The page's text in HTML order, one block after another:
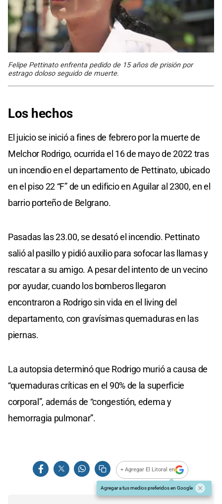
Felipe Pettinato enfrenta pedido de 15 años de prisión por
estrago doloso seguido de muerte.
Los hechos
El juicio se inició a fines de febrero por la muerte de
Melchor Rodrigo, ocurrida el 16 de mayo de 2022 tras
un incendio en el departamento de Pettinato, ubicado
en el piso 22 “F” de un edificio en Aguilar al 2300, en el
barrio porteño de Belgrano.
Pasadas las 23.00, se desató el incendio. Pettinato
salió al pasillo y pidió auxilio para sofocar las llamas y
rescatar a su amigo. A pesar del intento de un vecino
por ayudar, cuando los bomberos llegaron
encontraron a Rodrigo sin vida en el living del
departamento, con gravísimas quemaduras en las
piernas.
La autopsia determinó que Rodrigo murió a causa de
“quemaduras críticas en el 90% de la superficie
corporal”, además de “congestión, edema y
hemorragia pulmonar”.
+ Agregar El Litoral en
Agregar a tus medios preferidos en Google